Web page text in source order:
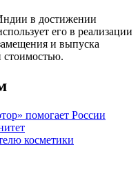
в достижении
его в реализации
и выпуска
стоимостью.
помогает России
косметики